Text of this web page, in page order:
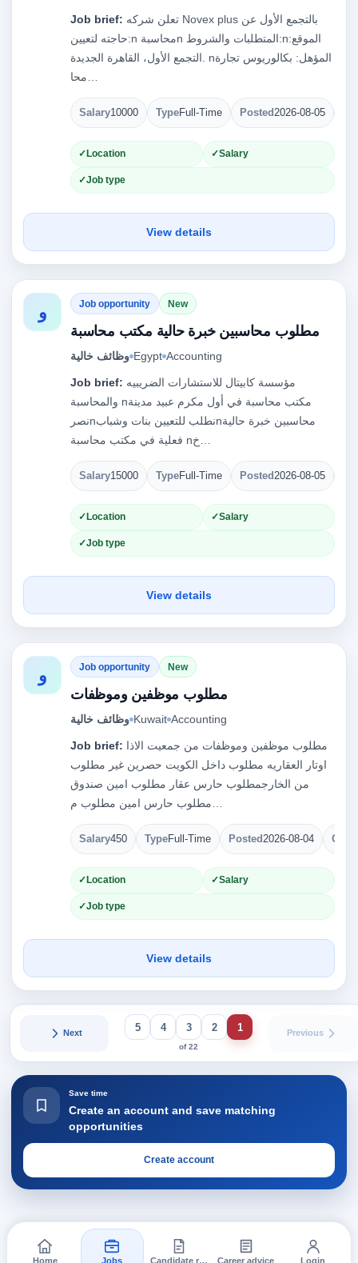
Job brief:
حاجته لتعيين:n محاسبةn​ المتطلبات والشروط:n​الموقع:
التجمع الأول، القاهرة الجديدة. n​المؤهل: بكالوريوس تجارة
Salary10000 TypeFull-Time Posted2026-08-05
Location Salary
Job type
View details
و Job opportunity New
مطلوب محاسبين خبرة حالية مكتب محاسبة
وظائف خالية Egypt Accounting
Job brief:
والمحاسبة nمكتب محاسبة في أول مكرم عبيد مدينة
نصرnنطلب للتعيين بنات وشبابnمحاسبين خبرة حالية
Salary15000 TypeFull-Time Posted2026-08-05
Location Salary
Job type
View details
و Job opportunity New
مطلوب موظفين وموظفات
وظائف خالية Kuwait Accounting
Job brief:
اوتار العقاريه مطلوب داخل الكويت حصرين غير مطلوب
من الخارجمطلوب حارس عقار مطلوب امين صندوق
Salary450 TypeFull-Time Posted2026-08-04
Location Salary
Job type
View details
Previous
1
2
3
4
5
of 22
Next
Save time
Create an account and save matching
opportunities
Create account
Home Jobs Candidate requests Career advice Login